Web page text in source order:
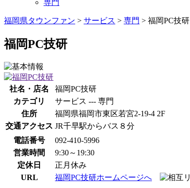
専門
福岡県タウンファン > サービス > 専門 > 福岡PC技研
福岡PC技研
社名・店名
福岡PC技研
カテゴリ
サービス --- 専門
住所
福岡県福岡市東区若宮2-19-4 2F
交通アクセス JR千早駅からバス８分
電話番号
092-410-5996
営業時間
9:30～19:30
定休日
正月休み
URL
福岡PC技研ホームページへ